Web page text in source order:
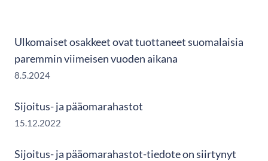
Ulkomaiset osakkeet ovat tuottaneet suomalaisia
paremmin viimeisen vuoden aikana
8.5.2024
Sijoitus- ja pääomarahastot
15.12.2022
Sijoitus- ja pääomarahastot-tiedote on siirtynyt